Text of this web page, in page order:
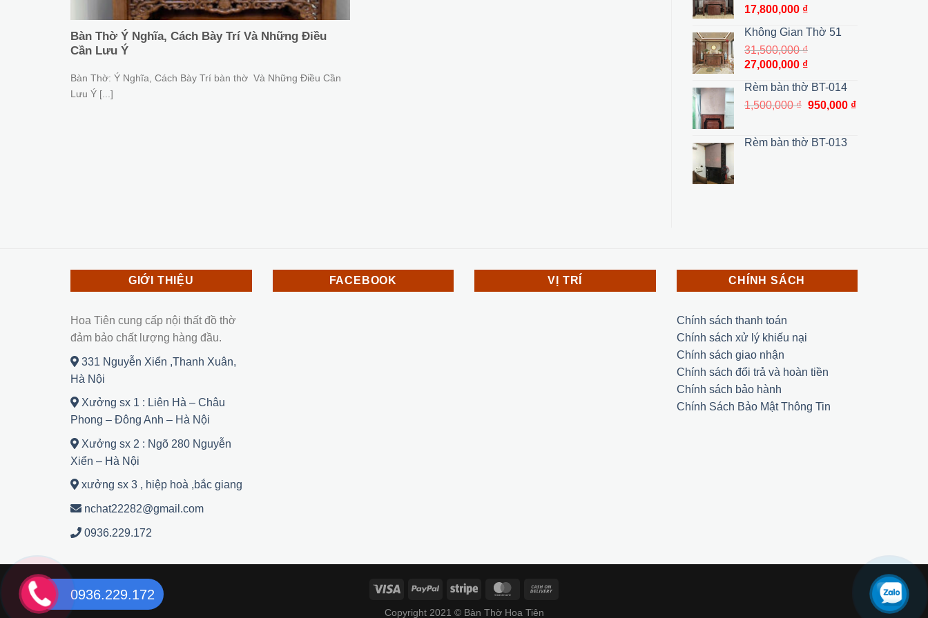
Bàn Thờ Ý Nghĩa, Cách Bày Trí Và Những Điều
Cần Lưu Ý
Bàn Thờ: Ý Nghĩa, Cách Bày Trí bàn thờ Và Những Điều Cần
Lưu Ý [...]
27,000,000 ₫.
Giá
là:
19,800,000 ₫.
17,800,000 ₫Giá
tại
là:
17,800,000 ₫.
Không Gian Thờ 51
31,500,000₫
Giá
là:
31,500,000 ₫.
27,000,000 ₫Giá
tại
là:
Rèm bàn thờ BT-014
1,500,000₫ Giá
1,500,000 ₫.
950,000 ₫Giá
Rèm bàn thờ BT-013
GIỚI THIỆU
Hoa Tiên cung cấp nội thất đồ thờ
đảm bảo chất lượng hàng đầu.
331 Nguyễn Xiển ,Thanh Xuân,
Hà Nội
Xưởng sx 1 : Liên Hà – Châu
Phong – Đông Anh – Hà Nội
Xưởng sx 2 : Ngõ 280 Nguyễn
Xiển – Hà Nội
xưởng sx 3 , hiệp hoà ,bắc giang
nchat22282@gmail.com
0936.229.172
FACEBOOK VỊ TRÍ CHÍNH SÁCH
Chính sách thanh toán
Chính sách xử lý khiếu nại
Chính sách giao nhận
Chính sách đổi trả và hoàn tiền
Chính sách bảo hành
Chính Sách Bảo Mật Thông Tin
Copyright 2021 © Bàn Thờ Hoa Tiên
0936.229.172